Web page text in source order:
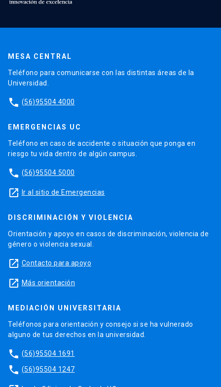
MESA CENTRAL
Teléfono para comunicarse con las distintas áreas de la
Universidad.
phone (56)95504 4000
EMERGENCIAS UC
Teléfono en caso de accidente o situación que ponga en
riesgo tu vida dentro de algún campus.
phone (56)95504 5000
launch Ir al sitio de Emergencias
DISCRIMINACIÓN Y VIOLENCIA
Orientación y apoyo en casos de discriminación, violencia de
género o violencia sexual.
launch Contacto para apoyo
launch Más orientación
MEDIACIÓN UNIVERSITARIA
Teléfonos para orientación y consejo si se ha vulnerado
alguno de tus derechos en la universidad.
phone (56)95504 1691
phone (56)95504 1247